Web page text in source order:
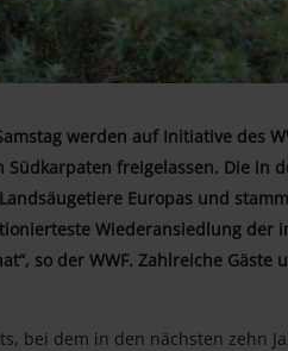
werden auf Initiative des
freigelassen. Die in
Europas und
Wiederansiedlung der
so der WWF. Zahlreiche
bei dem in den nächsten zehn